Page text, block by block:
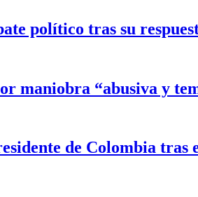
político tras su
maniobra “abusiva y
de Colombia tras